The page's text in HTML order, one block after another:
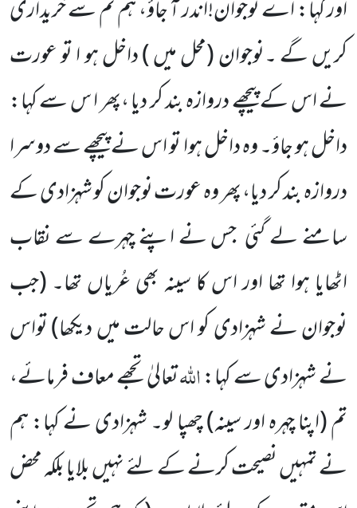
اور کہا: اے نوجوان!اندر آ جاؤ، ہم تم سے خریداری
کریں گے ۔نوجوان(محل میں )داخل ہو ا تو عورت
نے اس کے پیچھےدروازہ بند کر دیا ،پھر ا س سے کہا:
داخل ہو جاؤ۔ وہ داخل ہوا تو اس نے پیچھے سے دوسرا
دروازہ بند کر دیا، پھر وہ عورت نوجوان کو شہزادی کے
سامنے لے گئی جس نے اپنے چہرے سے نقاب
اٹھایا ہوا تھا اور اس کا سینہ بھی عُریاں تھا۔(جب
نوجوان نے شہزادی کو اس حالت میں دیکھا)تواس
نے شہزادی سے کہا:اللہتعالیٰتجھے معاف فرمائے،
تم(اپنا چہرہ اور سینہ)چھپا لو۔شہزادی نے کہا: ہم
نے تمہیں نصیحت کرنے کے لئے نہیں بلایا بلکہ محض